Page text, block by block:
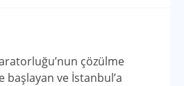
çözülme
başlayan ve İstanbul’a